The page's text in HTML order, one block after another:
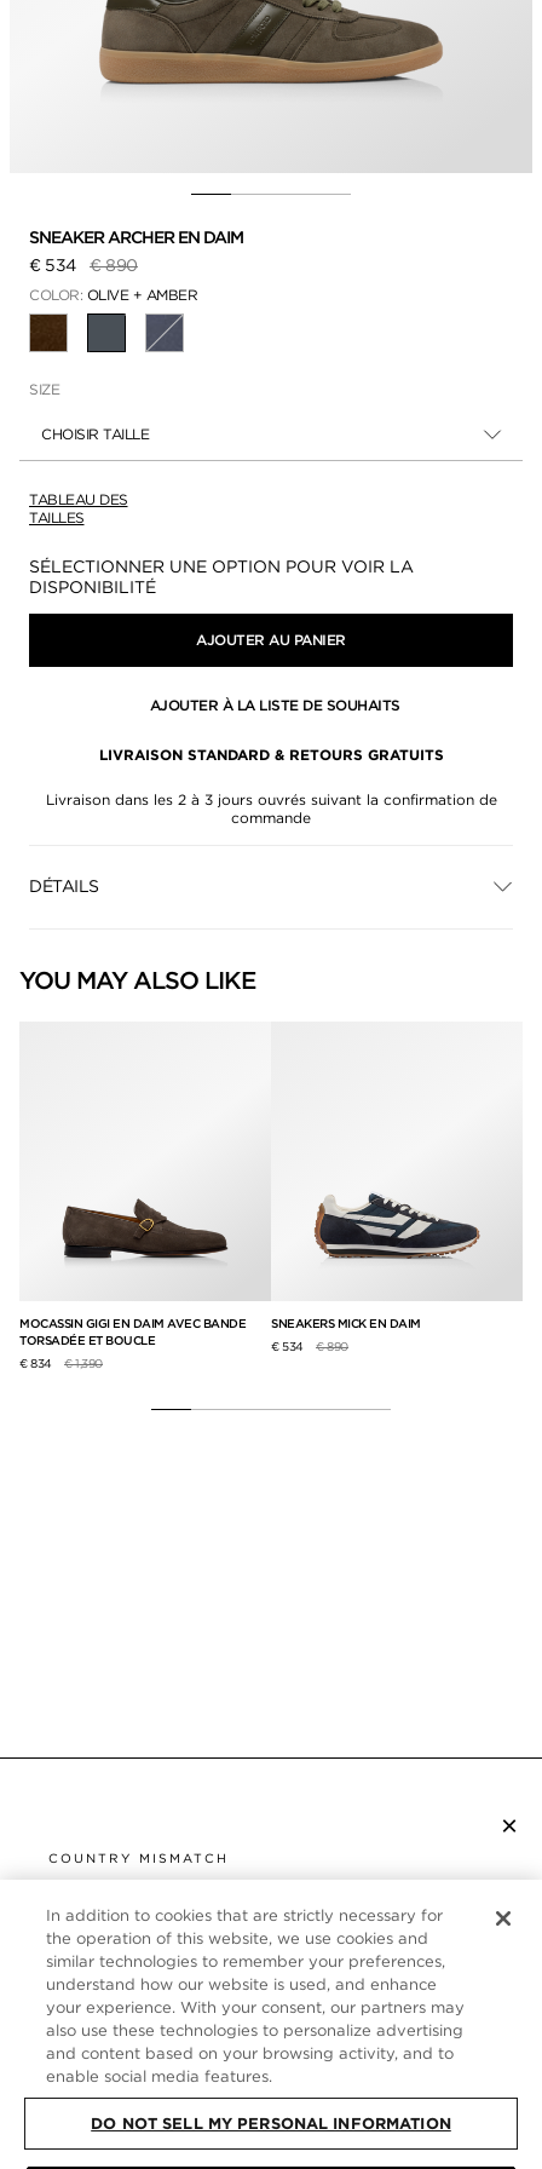
SNEAKER ARCHER EN DAIM
€ 534
Prix réduit de
€ 890à
COLOR: OLIVE + AMBER
SÉLECTIONNÉ
SIZE
CHOISIR TAILLE
TABLEAU DES
TAILLES
Disponibilité:
SÉLECTIONNER UNE OPTION POUR VOIR LA
DISPONIBILITÉ
AJOUTER AU PANIER
AJOUTER À LA LISTE DE SOUHAITS
LIVRAISON STANDARD & RETOURS GRATUITS
Livraison dans les 2 à 3 jours ouvrés suivant la confirmation de
commande
DÉTAILS
YOU MAY ALSO LIKE
MOCASSIN GIGI EN DAIM AVEC BANDE
TORSADÉE ET BOUCLE
€ 834
Prix réduit de
€ 1,390à
SNEAKERS MICK EN DAIM
€ 534
Prix réduit de
€ 890à
×
COUNTRY MISMATCH
UNITED STATES
It looks like you are visiting us from United States,
but you are currently browsing our France store.
Would you like to be redirected to your local site?
SHOP IN UNITED STATES
CONTINUE BROWSING HERE
SERVICE CLIENT
À PROPOS
FOLLOW US
In addition to cookies that are strictly necessary for
the operation of this website, we use cookies and
similar technologies to remember your preferences,
understand how our website is used, and enhance
your experience. With your consent, our partners may
also use these technologies to personalize advertising
and content based on your browsing activity, and to
enable social media features.
DO NOT SELL MY PERSONAL INFORMATION